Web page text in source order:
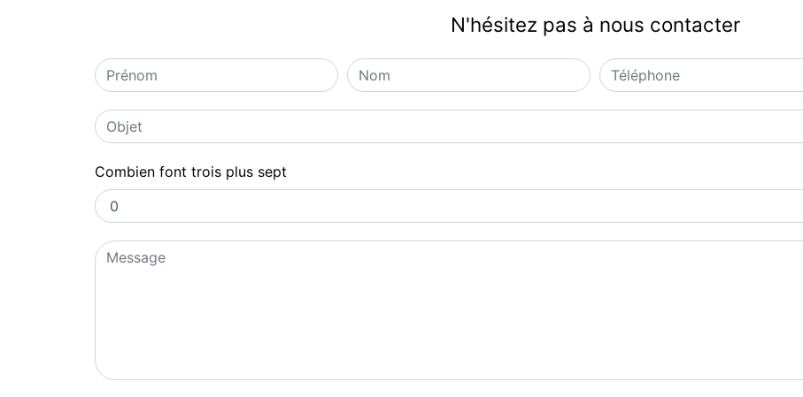
N'hésitez pas à nous contacter
Combien font trois plus sept